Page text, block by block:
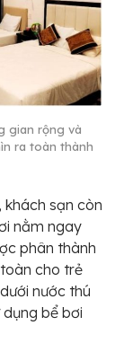
gian rộng và
ra toàn thành
sạn còn
nằm ngay
phân thành
cho trẻ
nước thú
bể bơi